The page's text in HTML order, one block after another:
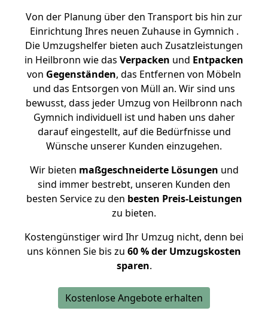
Von der Planung über den Transport bis hin zur
Einrichtung Ihres neuen Zuhause in Gymnich .
Die Umzugshelfer bieten auch Zusatzleistungen
in Heilbronn wie das Verpacken und Entpacken
von Gegenständen, das Entfernen von Möbeln
und das Entsorgen von Müll an. Wir sind uns
bewusst, dass jeder Umzug von Heilbronn nach
Gymnich individuell ist und haben uns daher
darauf eingestellt, auf die Bedürfnisse und
Wünsche unserer Kunden einzugehen.
Wir bieten maßgeschneiderte Lösungen und
sind immer bestrebt, unseren Kunden den
besten Service zu den besten Preis-Leistungen
zu bieten.
Kostengünstiger wird Ihr Umzug nicht, denn bei
uns können Sie bis zu 60 % der Umzugskosten
sparen.
Kostenlose Angebote erhalten